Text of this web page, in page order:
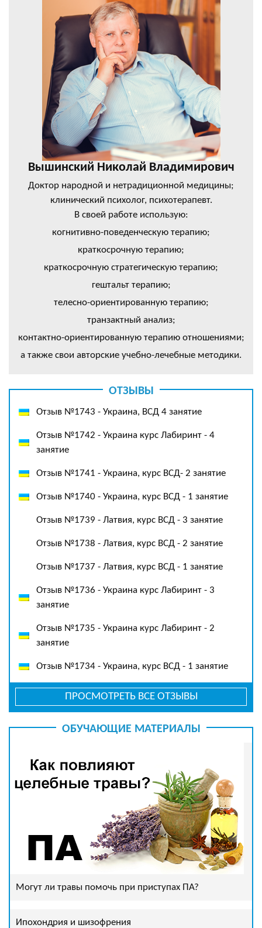
Вышинский Николай Владимирович
Доктор народной и нетрадиционной медицины;
клинический психолог, психотерапевт.
В своей работе использую:
когнитивно-поведенческую терапию;
краткосрочную терапию;
краткосрочную стратегическую терапию;
гештальт терапию;
телесно-ориентированную терапию;
транзактный анализ;
контактно-ориентированную терапию отношениями;
а также свои авторские учебно-лечебные методики.
ОТЗЫВЫ
Отзыв №1743 - Украина, ВСД 4 занятие
Отзыв №1742 - Украина курс Лабиринт - 4
занятие
Отзыв №1741 - Украина, курс ВСД- 2 занятие
Отзыв №1740 - Украина, курс ВСД - 1 занятие
Отзыв №1739 - Латвия, курс ВСД - 3 занятие
Отзыв №1738 - Латвия, курс ВСД - 2 занятие
Отзыв №1737 - Латвия, курс ВСД - 1 занятие
Отзыв №1736 - Украина курс Лабиринт - 3
занятие
Отзыв №1735 - Украина курс Лабиринт - 2
занятие
Отзыв №1734 - Украина, курс ВСД - 1 занятие
ПРОСМОТРЕТЬ ВСЕ ОТЗЫВЫ
ОБУЧАЮЩИЕ МАТЕРИАЛЫ
Могут ли травы помочь при приступах ПА?
Ипохондрия и шизофрения